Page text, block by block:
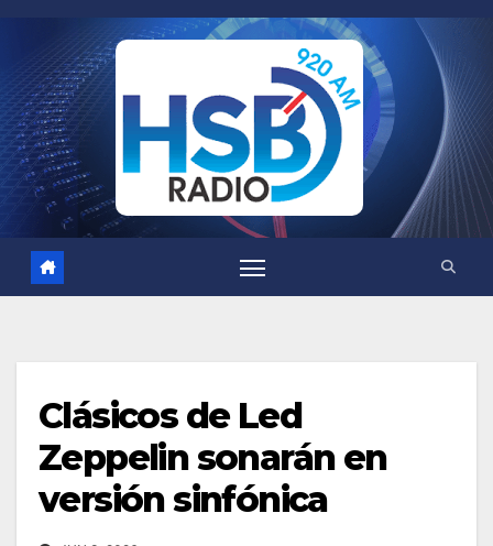
contenido
Clásicos de Led
Zeppelin sonarán en
versión sinfónica